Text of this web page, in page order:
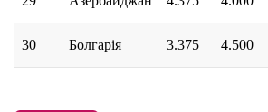
30 Болгарія 3.375 4.500